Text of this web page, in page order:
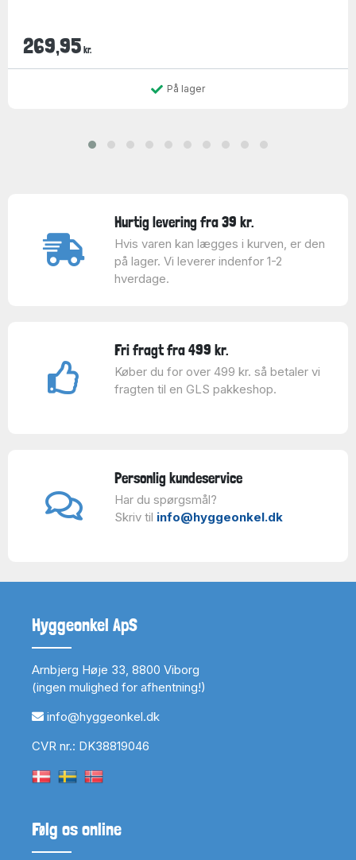
269,95 kr.
På lager
Hurtig levering fra 39 kr.
Hvis varen kan lægges i kurven, er den
på lager. Vi leverer indenfor 1-2
hverdage.
Fri fragt fra 499 kr.
Køber du for over 499 kr. så betaler vi
fragten til en GLS pakkeshop.
Personlig kundeservice
Har du spørgsmål?
Skriv til info@hyggeonkel.dk
Hyggeonkel ApS
Arnbjerg Høje 33, 8800 Viborg
(ingen mulighed for afhentning!)
info@hyggeonkel.dk
CVR nr.: DK38819046
Følg os online